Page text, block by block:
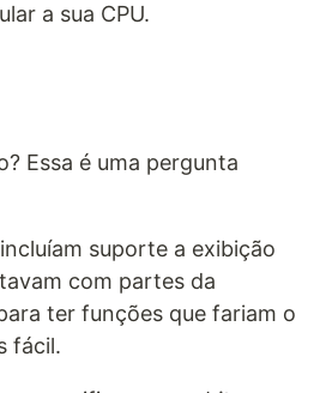
a sua CPU.
Essa é uma pergunta
suporte a exibição
com partes da
ter funções que fariam o
fácil.